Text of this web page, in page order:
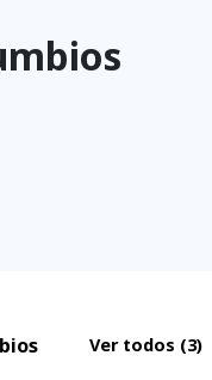
Ver todos (3)